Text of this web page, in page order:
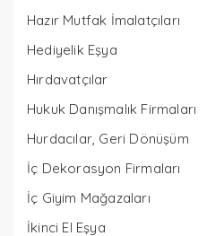
Hazır Mutfak İmalatçıları
Hediyelik Eşya
Hırdavatçılar
Hukuk Danışmalık Firmaları
Hurdacılar, Geri Dönüşüm
İç Dekorasyon Firmaları
İç Giyim Mağazaları
İkinci El Eşya